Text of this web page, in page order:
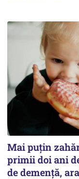
Mai puțin
primii doi ani
de demență,